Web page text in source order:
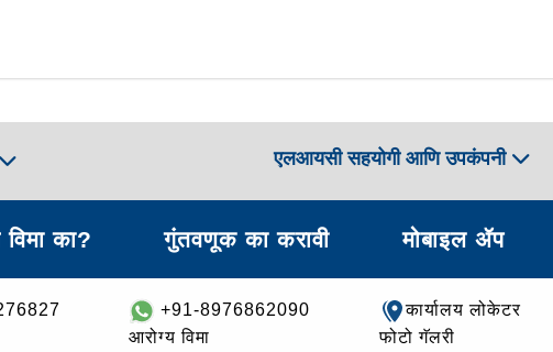
एलआयसी सहयोगी आणि उपकंपनी
का? गुंतवणूक का करावी मोबाइल ॲप
+91-8976862090
आरोग्य विमा
कार्यालय लोकेटर
फोटो गॅलरी